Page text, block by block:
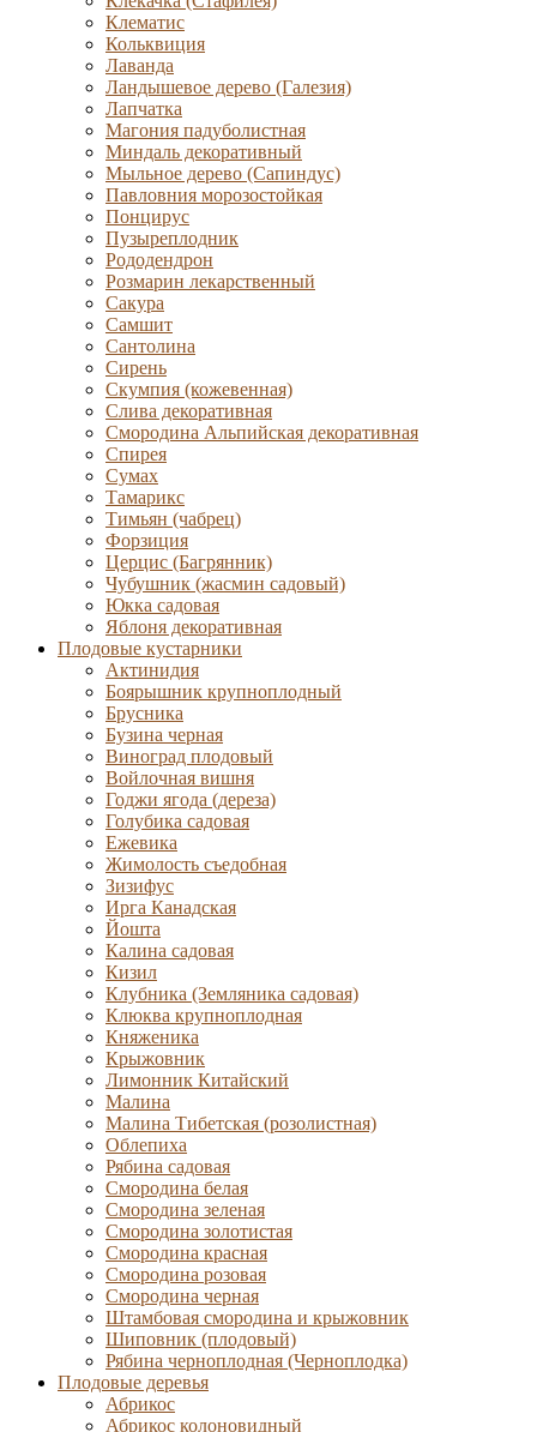
Клематис
Кольквиция
Лаванда
Ландышевое дерево (Галезия)
Лапчатка
Магония падуболистная
Миндаль декоративный
Мыльное дерево (Сапиндус)
Павловния морозостойкая
Понцирус
Пузыреплодник
Рододендрон
Розмарин лекарственный
Сакура
Самшит
Сантолина
Сирень
Скумпия (кожевенная)
Слива декоративная
Смородина Альпийская декоративная
Спирея
Сумах
Тамарикс
Тимьян (чабрец)
Форзиция
Церцис (Багрянник)
Чубушник (жасмин садовый)
Юкка садовая
Яблоня декоративная
Плодовые кустарники
Актинидия
Боярышник крупноплодный
Брусника
Бузина черная
Виноград плодовый
Войлочная вишня
Годжи ягода (дереза)
Голубика садовая
Ежевика
Жимолость съедобная
Зизифус
Ирга Канадская
Йошта
Калина садовая
Кизил
Клубника (Земляника садовая)
Клюква крупноплодная
Княженика
Крыжовник
Лимонник Китайский
Малина
Малина Тибетская (розолистная)
Облепиха
Рябина садовая
Смородина белая
Смородина зеленая
Смородина золотистая
Смородина красная
Смородина розовая
Смородина черная
Штамбовая смородина и крыжовник
Шиповник (плодовый)
Рябина черноплодная (Черноплодка)
Плодовые деревья
Абрикос
Абрикос колоновидный